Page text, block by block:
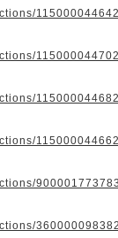
115000044642
115000044702
115000044682
115000044662
900001773783
360000098382